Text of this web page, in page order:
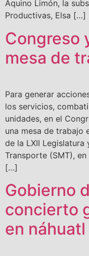
Aquino Limón, la
Productivas, Elsa […]
Congreso
mesa de
Para generar
los servicios,
unidades, en el
una mesa de trabajo
de la LXII
Transporte (SMT),
[…]
Gobierno
concierto
en náhuatl